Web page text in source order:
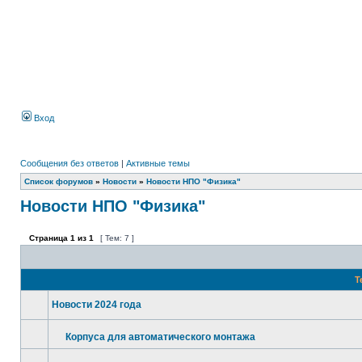
Вход
Сообщения без ответов | Активные темы
Список форумов » Новости » Новости НПО "Физика"
Новости НПО "Физика"
Страница 1 из 1 [ Тем: 7 ]
Новости 2024 года
Корпуса для автоматического монтажа